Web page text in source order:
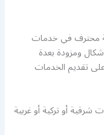
محترف في خدمات
ومزودة بعدة
تقديم الخدمات
شرقية أو تركية أو غربية